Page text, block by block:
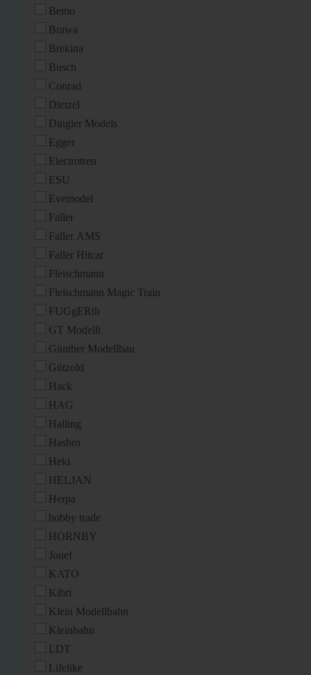
Bemo
Brawa
Brekina
Busch
Conrad
Dietzel
Dingler Models
Egger
Electrotren
ESU
Evemodel
Faller
Faller AMS
Faller Hitcar
Fleischmann
Fleischmann Magic Train
FUGgERth
GT Modelli
Günther Modellbau
Gützold
Hack
HAG
Halling
Hasbro
Heki
HELJAN
Herpa
hobby trade
HORNBY
Jouef
KATO
Kibri
Klein Modellbahn
Kleinbahn
LDT
Lifelike